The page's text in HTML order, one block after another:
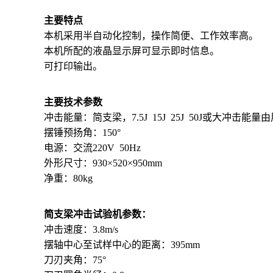
主要特点
本机采用半自动化控制，操作简便、工作效率高。
本机所配的液晶显示屏可显示即时信息。
可打印输出。
主要技术参数
冲击能量：简支梁，7.5J 15J 25J 50J或大冲击能量由
摆锤预扬角：150°
电源：交流220V 50Hz
外形尺寸：930×520×950mm
净重：80kg
简支梁冲击试验机参数：
冲击速度：3.8m/s
摆轴中心至试样中心的距离：395mm
刀刃夹角：75°